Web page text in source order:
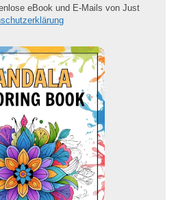
eBook und E-Mails von Just